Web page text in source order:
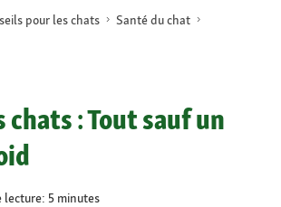
pour les chats
Santé du chat
chats : Tout sauf un
lecture: 5 minutes